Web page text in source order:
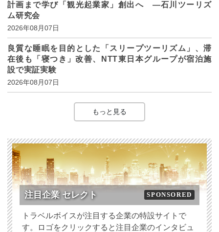
計画まで学び「観光起業家」創出へ ―石川ツーリズ
ム研究会
2026年08月07日
良質な睡眠を目的とした「スリープツーリズム」、滞
在後も「寝つき」改善、NTT東日本グループが宿泊施
設で実証実験
2026年08月07日
もっと見る
注目企業 セレクト SPONSORED
トラベルボイスが注目する企業の特設サイトで
す。ロゴをクリックすると注目企業のインタビュ